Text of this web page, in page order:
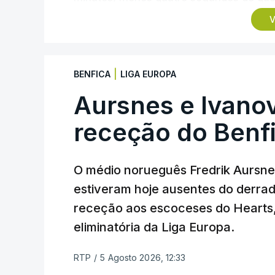
campeão olímpico de Madison em
triunfo em prólogos da prova, o sexto
segundos, enquanto o italiano Luca
(Anicolor-Campicarn), vencedor das
quarta e quinta posições,
em Sintra, na primeira das 10 etapas
categoria nos derradeiros 50
TÓPICOS
BENFICA LIGA EUROPA
Aursnes e
receção do
O médio norueguês Fredrik
estiveram hoje ausentes do
receção aos escoceses do
eliminatória da Liga Europa.
RTP / 5 Agosto 2026, 12:33